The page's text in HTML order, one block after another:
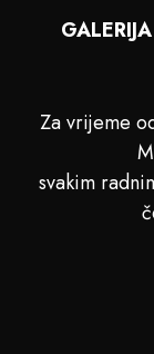
Za vrijeme
svakim